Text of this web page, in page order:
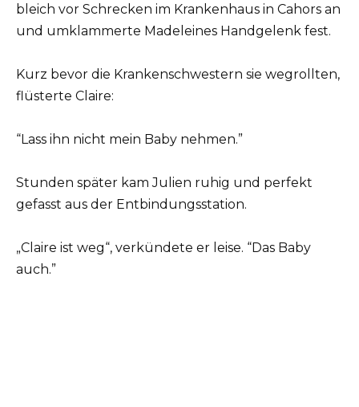
bleich vor Schrecken im Krankenhaus in Cahors an
und umklammerte Madeleines Handgelenk fest.
Kurz bevor die Krankenschwestern sie wegrollten,
flüsterte Claire:
“Lass ihn nicht mein Baby nehmen.”
Stunden später kam Julien ruhig und perfekt
gefasst aus der Entbindungsstation.
„Claire ist weg“, verkündete er leise. “Das Baby
auch.”